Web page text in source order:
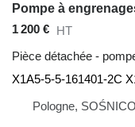
1 200 € HT
Pièce détachée -
X1A5-5-5-161401-2C
Pologne,